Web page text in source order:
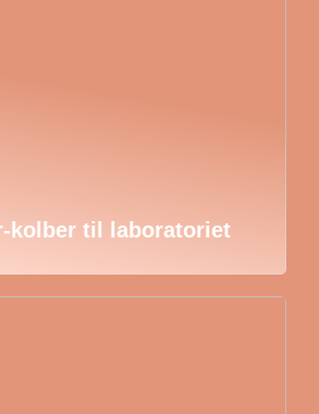
kolber til laboratoriet